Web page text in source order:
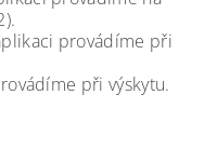
provádíme při
při výskytu.